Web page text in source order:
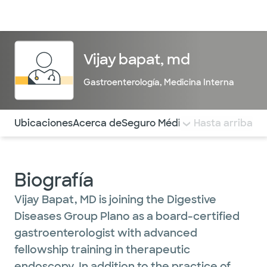
Vijay bapat, md
Gastroenterología, Medicina Interna
Utilice esta navegación para saltar rápidamente a
UbicacionesAcerca deSeguro Médico COMENTARIOS
Hasta arriba
Biografía
Vijay Bapat, MD is joining the Digestive
Diseases Group Plano as a board-certified
gastroenterologist with advanced
fellowship training in therapeutic